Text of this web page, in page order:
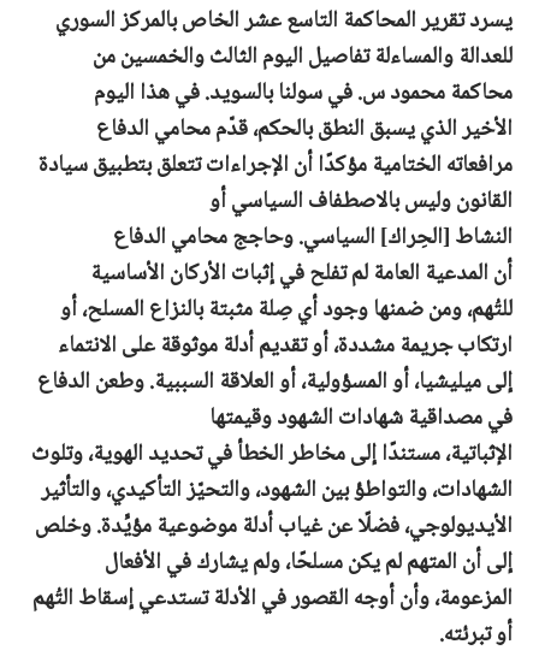
يسرد تقرير المحاكمة التاسع عشر الخاص بالمركز السوري
للعدالة والمساءلة تفاصيل اليوم الثالث والخمسين من
محاكمة محمود س. في سولنا بالسويد.في هذا اليوم
الأخيرالذييسبقالنطق بالحكم، قدّممحاميالدفاع
مرافعاته الختامية مؤكدًا أن الإجراءات تتعلق بتطبيق سيادة
القانونوليس بالاصطفافالسياسي أو
النشاط[الحِراك]السياسي. وحاجج محاميالدفاع
أنالمدعية العامةلم تفلحفي إثباتالأركانالأساسية
للتُهم،ومن ضمنهاوجودأي صِلة مثبتةبالنزاع المسلح، أو
ارتكاب جريمة مشددة، أو تقديم أدلة موثوقة على الانتماء
إلى ميليشيا، أو المسؤولية، أوالعلاقة السببية. وطعن الدفاع
في مصداقية شهادات الشهود وقيمتها
الإثباتية،مستندًاإلىمخاطرالخطأ في تحديد الهوية، وتلوث
الشهادات، والتواطؤبين الشهود، والتحيّز التأكيدي، والتأثير
الأيديولوجي، فضلًا عن غياب أدلة موضوعية مؤيِّدة. وخلص
إلى أن المتهم لم يكن مسلحًا، ولم يشارك في الأفعال
المزعومة، وأن أوجه القصور في الأدلة تستدعي إسقاط التُهم
أو تبرئته.